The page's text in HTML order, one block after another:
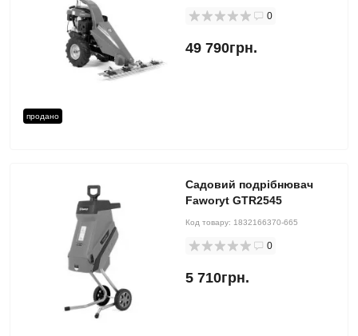
продано
0
49 790грн.
Садовий подрібнювач
Faworyt GTR2545
Код товару: 1832166370-665
0
5 710грн.